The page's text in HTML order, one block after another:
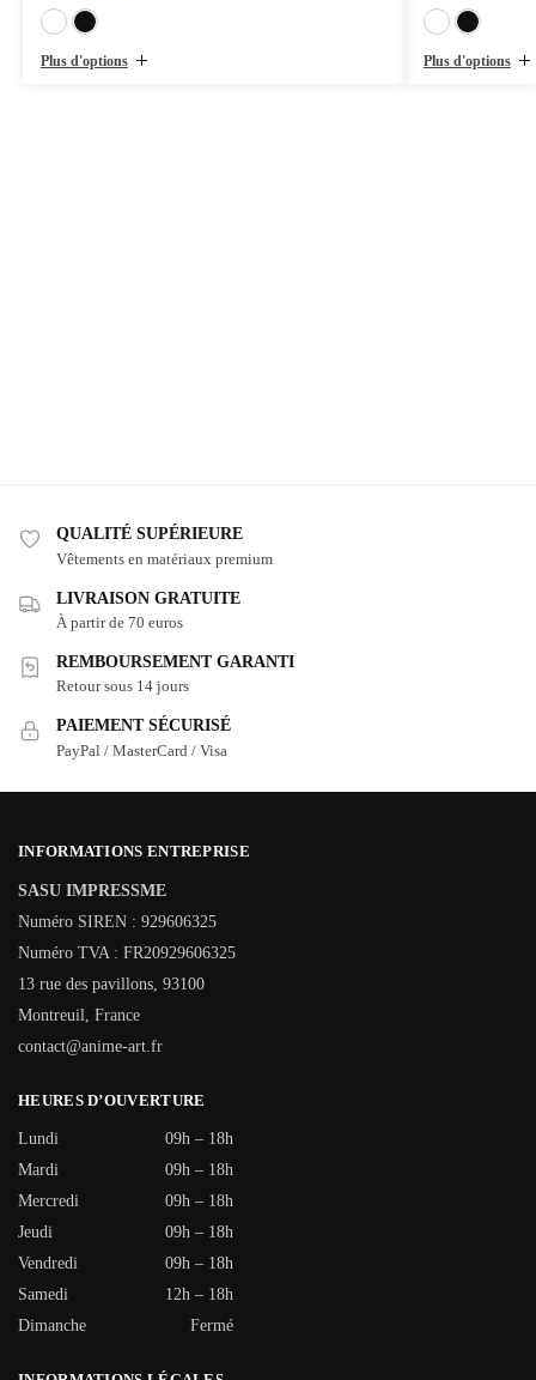
Plus d'options Plus d'options
QUALITÉ SUPÉRIEURE
Vêtements en matériaux premium
LIVRAISON GRATUITE
À partir de 70 euros
REMBOURSEMENT GARANTI
Retour sous 14 jours
PAIEMENT SÉCURISÉ
PayPal / MasterCard / Visa
INFORMATIONS ENTREPRISE
SASU IMPRESSME
Numéro SIREN : 929606325
Numéro TVA : FR20929606325
13 rue des pavillons, 93100
Montreuil, France
contact@anime-art.fr
HEURES D’OUVERTURE
Lundi
09h – 18h
Mardi
09h – 18h
Mercredi
09h – 18h
Jeudi
09h – 18h
Vendredi
09h – 18h
Samedi
12h – 18h
Dimanche
Fermé